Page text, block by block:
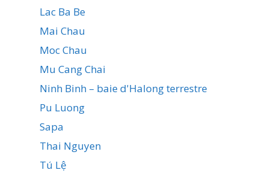
Lac Ba Be
Mai Chau
Moc Chau
Mu Cang Chai
Ninh Binh – baie d'Halong terrestre
Pu Luong
Sapa
Thai Nguyen
Tú Lệ